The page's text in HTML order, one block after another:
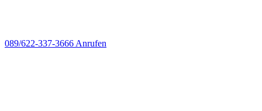
089/622-337-3666 Anrufen